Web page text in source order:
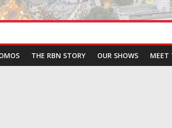
THE RBN STORY OUR SHOWS MEET